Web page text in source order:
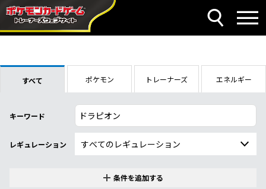
すべて ポケモン トレーナーズ エネルギー
キーワード
レギュレーション
条件を追加する